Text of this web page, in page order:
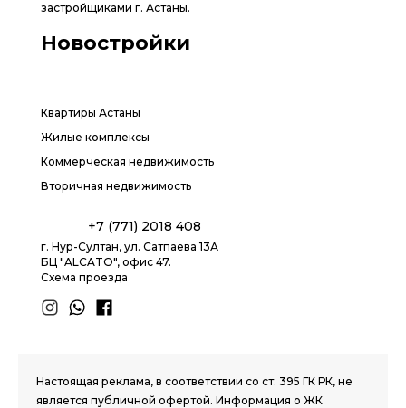
застройщиками г. Астаны.
Новостройки
Квартиры Астаны
Жилые комплексы
Коммерческая недвижимость
Вторичная недвижимость
+7 (771) 2018 408
г. Нур-Султан, ул. Сатпаева 13А
БЦ "ALCATO", офис 47.
Схема проезда
Настоящая реклама, в соответствии со ст. 395 ГК РК, не
является публичной офертой. Информация о ЖК